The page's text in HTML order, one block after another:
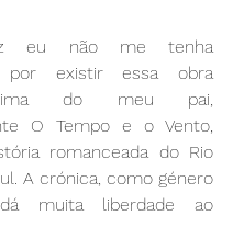
eu não me tenha
por existir essa obra
do meu pai,
O Tempo e o Vento,
romanceada do Rio
A crónica, como género
dá muita liberdade ao